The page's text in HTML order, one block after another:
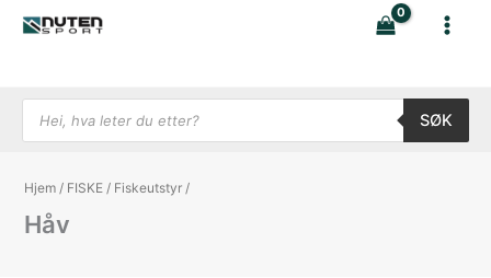
rett
Products search
SØK
Hjem / FISKE / Fiskeutstyr /
Håv